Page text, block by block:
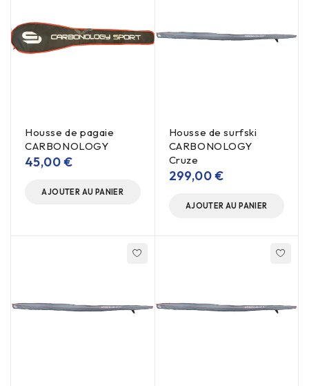
Housse de pagaie
CARBONOLOGY
45,00€
AJOUTER AU PANIER
Housse de surfski
CARBONOLOGY
Cruze
299,00€
AJOUTER AU PANIER